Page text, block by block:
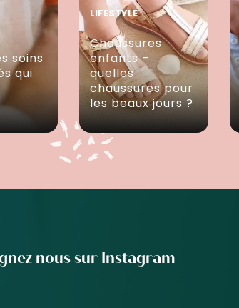
soins
qui
LIFESTYLE
Chaussures
enfants –
quelles
chaussures pour
les beaux jours ?
nous sur Instagram